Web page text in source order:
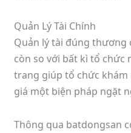
Quản Lý Tài Chính
Quản lý tài đúng thương
còn so với bất kì tổ chức
trang giúp tổ chức
giá một biện pháp ngặt
Thông qua batdongsan